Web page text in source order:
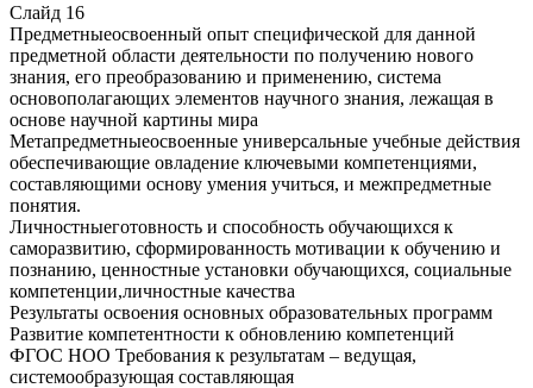
Слайд 16
Предметныеосвоенный опыт специфической для данной
предметной области деятельности по получению нового
знания, его преобразованию и применению, система
основополагающих элементов научного знания, лежащая в
основе научной картины мира
Метапредметныеосвоенные универсальные учебные действия
обеспечивающие овладение ключевыми компетенциями,
составляющими основу умения учиться, и межпредметные
понятия.
Личностныеготовность и способность обучающихся к
саморазвитию, сформированность мотивации к обучению и
познанию, ценностные установки обучающихся, социальные
компетенции,личностные качества
Результаты освоения основных образовательных программ
Развитие компетентности к обновлению компетенций
ФГОС НОО Требования к результатам – ведущая,
системообразующая составляющая